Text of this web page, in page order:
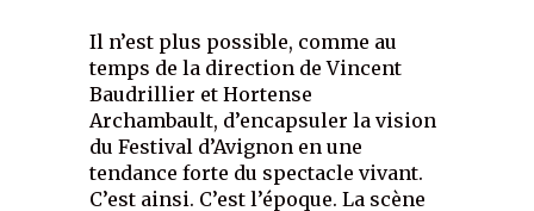
Il n’est plus possible, comme au
temps de la direction de Vincent
Baudrillier et Hortense
Archambault, d’encapsuler la vision
du Festival d’Avignon en une
tendance forte du spectacle vivant.
C’est ainsi. C’est l’époque. La scène